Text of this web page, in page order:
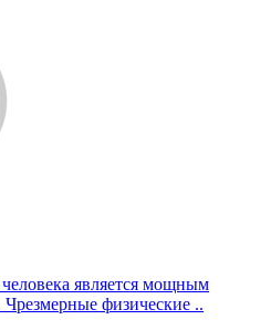
является мощным
физические ..